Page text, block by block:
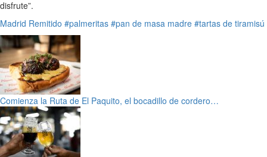
disfrute”.
Madrid Remitido #palmeritas #pan de masa madre #tartas de tiramisú
Comienza la Ruta de El Paquito, el bocadillo de cordero…